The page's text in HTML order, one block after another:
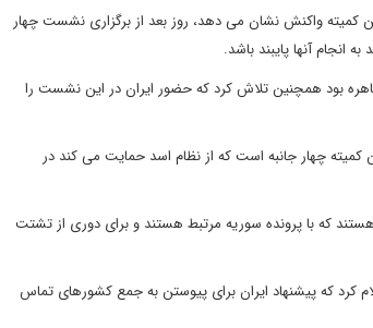
کمیته واکنش نشان می دهد، روز بعد از برگزاری نشست چهار
انجام آنها پایبند باشد.
بود همچنین تلاش کرد که حضور ایران در این نشست را
چهار جانبه است که از نظام اسد حمایت می کند در
که با پرونده سوریه مرتبط هستند و برای دوری از تشتت
کرد که پیشنهاد ایران برای پیوستن به جمع کشورهای تماس